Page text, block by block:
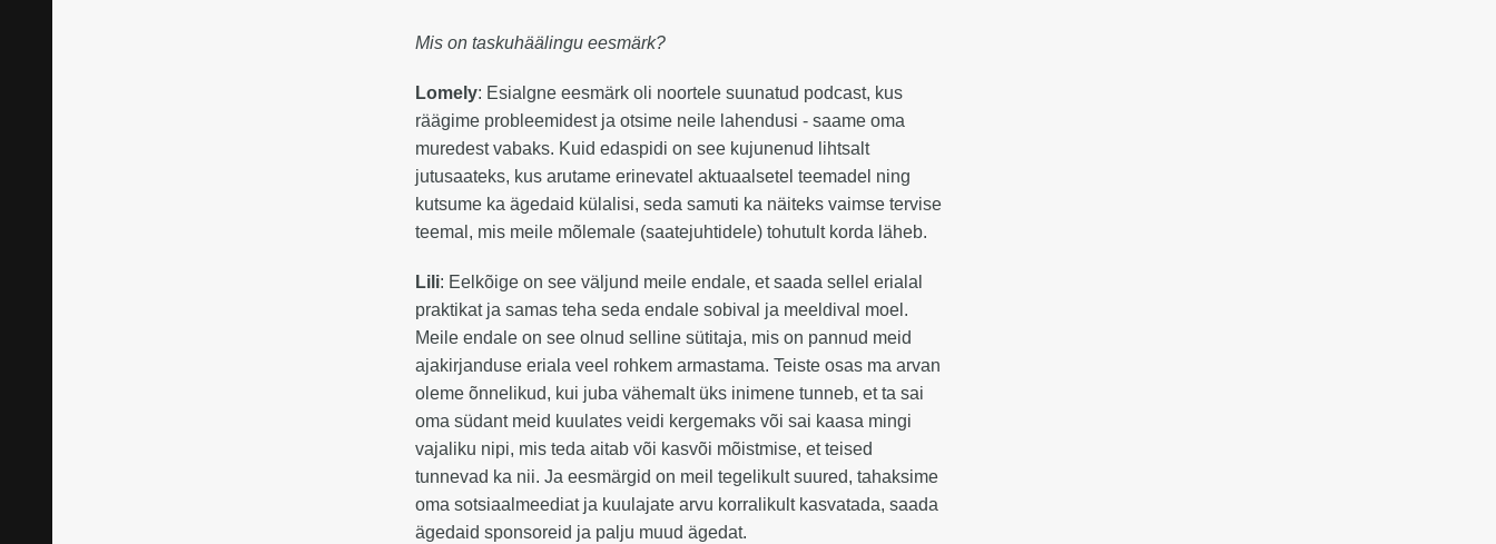
Mis on taskuhäälingu eesmärk?
Lomely: Esialgne eesmärk oli noortele suunatud podcast, kus
räägime probleemidest ja otsime neile lahendusi - saame oma
muredest vabaks. Kuid edaspidi on see kujunenud lihtsalt
jutusaateks, kus arutame erinevatel aktuaalsetel teemadel ning
kutsume ka ägedaid külalisi, seda samuti ka näiteks vaimse tervise
teemal, mis meile mõlemale (saatejuhtidele) tohutult korda läheb.
Lili: Eelkõige on see väljund meile endale, et saada sellel erialal
praktikat ja samas teha seda endale sobival ja meeldival moel.
Meile endale on see olnud selline sütitaja, mis on pannud meid
ajakirjanduse eriala veel rohkem armastama. Teiste osas ma arvan
oleme õnnelikud, kui juba vähemalt üks inimene tunneb, et ta sai
oma südant meid kuulates veidi kergemaks või sai kaasa mingi
vajaliku nipi, mis teda aitab või kasvõi mõistmise, et teised
tunnevad ka nii. Ja eesmärgid on meil tegelikult suured, tahaksime
oma sotsiaalmeediat ja kuulajate arvu korralikult kasvatada, saada
ägedaid sponsoreid ja palju muud ägedat.